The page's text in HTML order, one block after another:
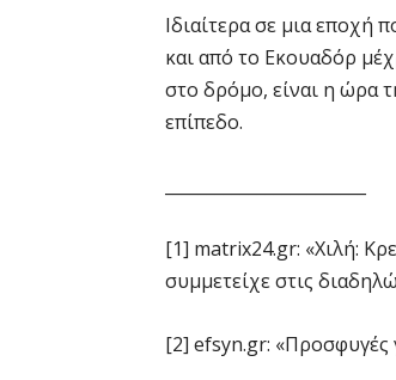
Ιδιαίτερα σε μια εποχή
και από το Εκουαδόρ
στο δρόμο, είναι η ώρα
επίπεδο.
[1] matrix24.gr: «Χιλή:
συμμετείχε στις
[2] efsyn.gr: «Προσφυγές